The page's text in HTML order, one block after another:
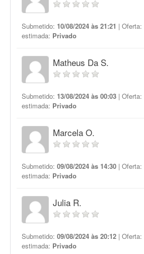
Submetido: 10/08/2024 às 21:21 | Oferta:
estimada: Privado
Matheus Da S.
Submetido: 13/08/2024 às 00:03 | Oferta:
estimada: Privado
Marcela O.
Submetido: 09/08/2024 às 14:30 | Oferta:
estimada: Privado
Julia R.
Submetido: 09/08/2024 às 20:12 | Oferta:
estimada: Privado